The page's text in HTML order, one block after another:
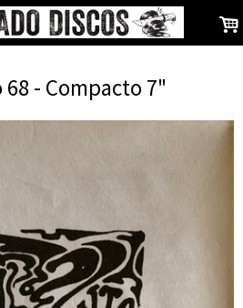
.
- Compacto 7"